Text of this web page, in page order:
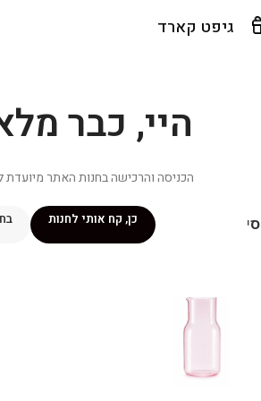
היי, כבר מלאו
הכניסה והרכישה בחנות האתר מיועדת למי שמלאו
כן, קח אותי לחנות
גיפט קארד
שלי מתכוניםמנוי ״אליטה פלוס״